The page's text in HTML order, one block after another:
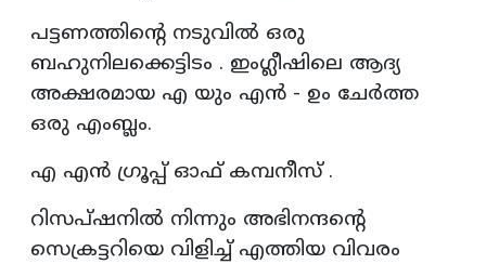
പട്ടണത്തിന്റെ നടുവിൽ ഒരു
ബഹുനിലക്കെട്ടിടം . ഇംഗ്ലീഷിലെ ആദ്യ
അക്ഷരമായ എ യും എൻ - ഉം ചേർത്ത
ഒരു എംബ്ലം.
എ എൻ ഗ്രൂപ്പ് ഓഫ് കമ്പനീസ് .
റിസപ്ഷനിൽ നിന്നും അഭിനന്ദന്റെ
സെക്രട്ടറിയെ വിളിച്ച് എത്തിയ വിവരം